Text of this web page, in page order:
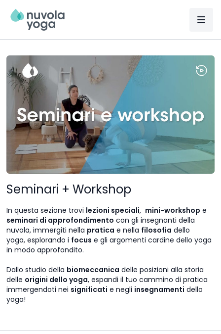
Seminari + Workshop
In questa sezione trovi lezioni speciali, mini-workshop e
seminari di approfondimento con gli insegnanti della
nuvola, immergiti nella pratica e nella filosofia dello
yoga, esplorando i focus e gli argomenti cardine dello yoga
in modo approfondito.
Dallo studio della biomeccanica delle posizioni alla storia
delle origini dello yoga, espandi il tuo cammino di pratica
immergendoti nei significati e negli insegnamenti dello
yoga!